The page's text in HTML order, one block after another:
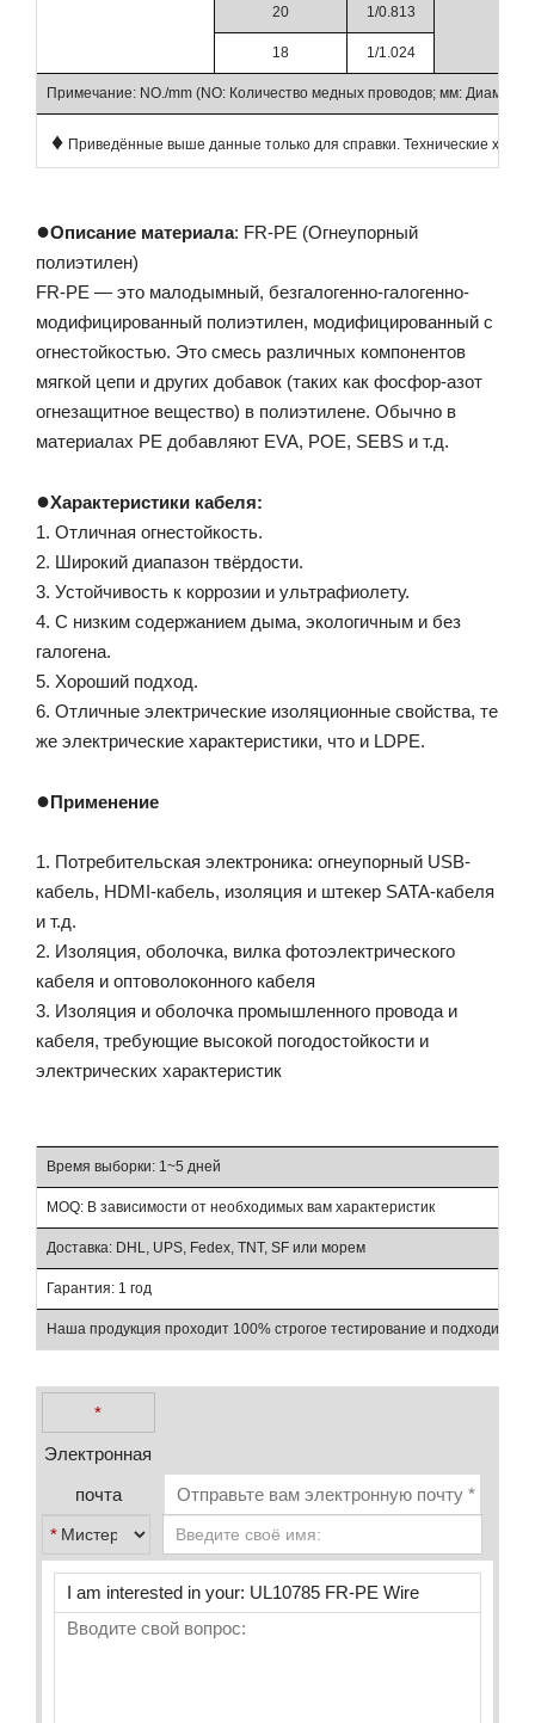
20 1/0.813
18 1/1.024
Примечание: NO./mm (NO: Количество медных проводов; мм: Диаметр
♦ Приведённые выше данные только для справки. Технические
●Описание материала: FR-PE (Огнеупорный
полиэтилен)
FR-PE — это малодымный, безгалогенно-галогенно-
модифицированный полиэтилен, модифицированный с
огнестойкостью. Это смесь различных компонентов
мягкой цепи и других добавок (таких как фосфор-азот
огнезащитное вещество) в полиэтилене. Обычно в
материалах PE добавляют EVA, POE, SEBS и т.д.
●Характеристики кабеля:
1. Отличная огнестойкость.
2. Широкий диапазон твёрдости.
3. Устойчивость к коррозии и ультрафиолету.
4. С низким содержанием дыма, экологичным и без
галогена.
5. Хороший подход.
6. Отличные электрические изоляционные свойства, те
же электрические характеристики, что и LDPE.
●Применение
1. Потребительская электроника: огнеупорный USB-
кабель, HDMI-кабель, изоляция и штекер SATA-кабеля
и т.д.
2. Изоляция, оболочка, вилка фотоэлектрического
кабеля и оптоволоконного кабеля
3. Изоляция и оболочка промышленного провода и
кабеля, требующие высокой погодостойкости и
электрических характеристик
Время выборки: 1~5 дней
MOQ: В зависимости от необходимых вам характеристик
Доставка: DHL, UPS, Fedex, TNT, SF или морем
Гарантия: 1 год
Наша продукция проходит 100% строгое тестирование и подходит
*
Электронная
почта
*